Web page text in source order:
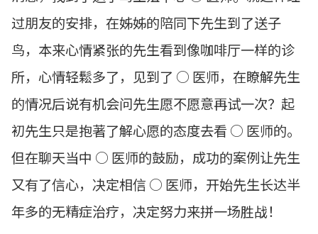
过朋友的安排，在姊姊的陪同下先生到了送子
鸟，本来心情紧张的先生看到像咖啡厅一样的诊
所，心情轻鬆多了，见到了 ○ 医师，在瞭解先生
的情况后说有机会问先生愿不愿意再试一次？起
初先生只是抱著了解心愿的态度去看 ○ 医师的。
但在聊天当中 ○ 医师的鼓励，成功的案例让先生
又有了信心，决定相信 ○ 医师，开始先生长达半
年多的无精症治疗，决定努力来拼一场胜战！